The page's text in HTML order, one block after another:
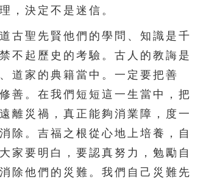
，決定不是迷信。
聖先賢他們的學問、知識是千
不起歷史的考驗。古人的教誨是
道家的典籍當中。一定要把善
善。在我們短短這一生當中，把
離災禍，真正能夠消業障，度一
除。吉福之根從心地上培養，自
家要明白，要認真努力，勉勵自
除他們的災難。我們自己災難先